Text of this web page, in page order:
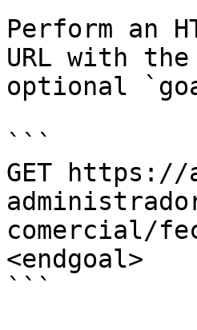
Perform an
URL with
optional
```
GET https://
comercial/
<endgoal>
```